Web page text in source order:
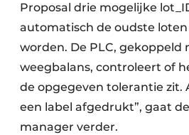
Proposal drie mogelijke
automatisch de oudste
worden. De PLC, gekoppeld
weegbalans, controleert of
de opgegeven tolerantie zit.
een label afgedrukt”, gaat
manager verder.